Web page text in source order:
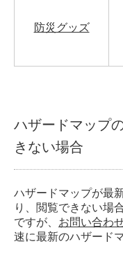
防災グッズ
ハザードマップ
きない場合
ハザードマップが最
り、閲覧できない場
ですが、 お問い合わ
速に最新のハザード